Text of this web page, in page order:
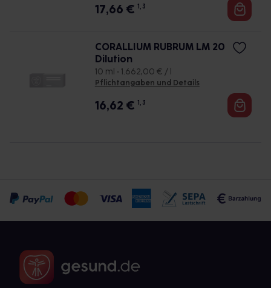
17,66 € 1, 3
CORALLIUM RUBRUM LM 20
Dilution
10 ml • 1.662,00 € / l
Pflichtangaben und Details
16,62 € 1, 3